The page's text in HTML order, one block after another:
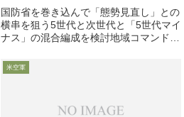
国防省を巻き込んで「態勢見直し」との
横串を狙う5世代と次世代と「5世代マイ
ナス」の混合編成を検討地域コマンドや
れば勝てない」との危機感を前面に17
日、Brown米空軍参謀総長が記者団に、
米空軍